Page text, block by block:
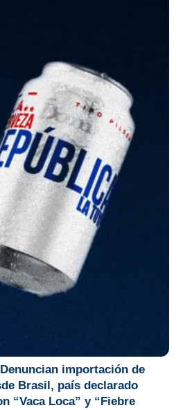
Denuncian importación de
Brasil, país declarado
“Vaca Loca” y “Fiebre